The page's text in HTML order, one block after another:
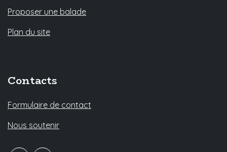
Proposer une balade
Plan du site
Contacts
Formulaire de contact
Nous soutenir